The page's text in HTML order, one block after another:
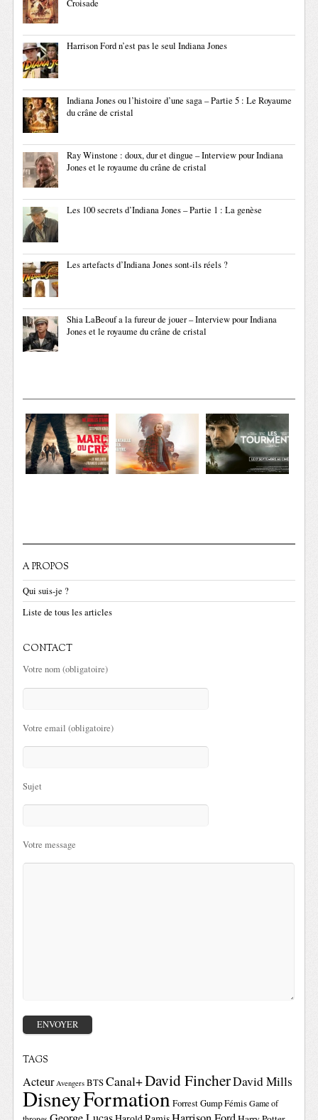
Croisade
Harrison Ford n’est pas le seul Indiana Jones
Indiana Jones ou l’histoire d’une saga – Partie 5 : Le Royaume
du crâne de cristal
Ray Winstone : doux, dur et dingue – Interview pour Indiana
Jones et le royaume du crâne de cristal
Les 100 secrets d’Indiana Jones – Partie 1 : La genèse
Les artefacts d’Indiana Jones sont-ils réels ?
Shia LaBeouf a la fureur de jouer – Interview pour Indiana
Jones et le royaume du crâne de cristal
A PROPOS
Qui suis-je ?
Liste de tous les articles
CONTACT
Votre nom (obligatoire)
Votre email (obligatoire)
Sujet
Votre message
TAGS
Acteur Avengers BTSCanal+David FincherDavid Mills
DisneyFormationForrest GumpFémis Game of